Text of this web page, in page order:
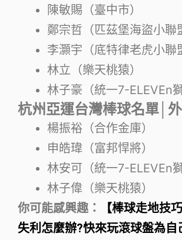
陳敏賜（臺中市）
鄭宗哲（匹茲堡海盜小聯
李灝宇（底特律老虎小聯
林立（樂天桃猿）
林子豪（統一7-ELEVEn獅
杭州亞運台灣棒球名單│
楊振裕（合作金庫）
申皓瑋（富邦悍將）
林安可（統一7-ELEVEn獅
林子偉（樂天桃猿）
你可能感興趣：
【棒球走地技
失利怎麼辦?快來玩滾球盤為自